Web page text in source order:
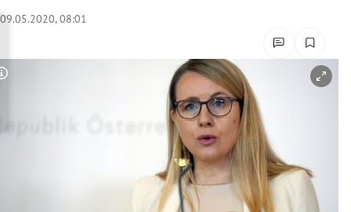
Untermenü
09.05.2020, 08:01
Copyright-Hinweis öffnen/schließen